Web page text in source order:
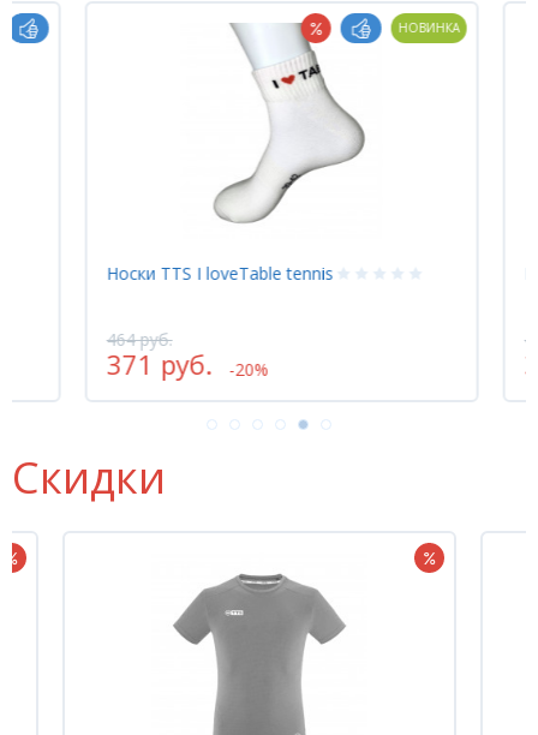
НОВИНКА
Носки TTS I loveTable tennis
464 руб.
371 руб. -20%
Скидки